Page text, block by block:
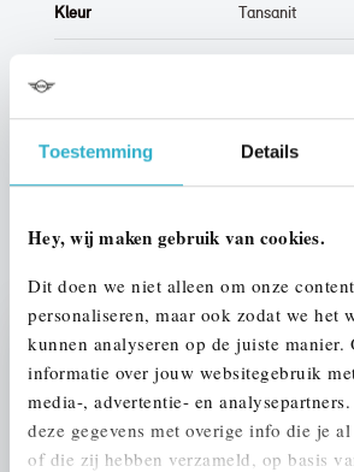
Toestemming Details
Hey, wij maken gebruik van cookies.
Dit doen we niet alleen om onze
personaliseren, maar ook zodat we het
kunnen analyseren op de juiste manier.
informatie over jouw websitegebruik
media-, advertentie- en
deze gegevens met overige info die je
of die zij hebben verzameld, op basis
UW AUTO INRUILEN?
Kleur Tansanit
Btw/Marge Marge